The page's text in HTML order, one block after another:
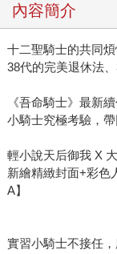
內容簡介
十二聖騎士的共同煩
38代的完美退休法
《吾命騎士》最新
小騎士究極考驗，帶
輕小說天后御我 X
新繪精緻封面+彩色
A】
實習小騎士不接任